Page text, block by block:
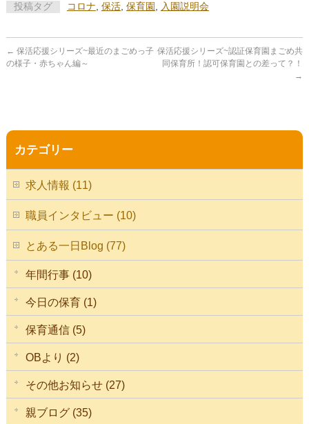
投稿タグ コロナ 保活, 保育園 入園説明会
← 保活応援シリーズ~最近のまごめっ子
の様子・赤ちゃん編～
保活応援シリーズ~認証保育園まごめ共
同保育所！認可保育園との差って？！
→
カテゴリー
求人情報 (11)
職員インタビュー (10)
とある一日Blog (77)
年間行事 (10)
今日の保育 (1)
保育通信 (5)
OBより (2)
その他お知らせ (27)
親ブログ (35)